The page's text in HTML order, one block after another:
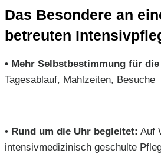
Das Besondere an
betreuten
• Mehr Selbstbestimmung für
Tagesablauf, Mahlzeiten, Besuche
• Rund um die Uhr begleitet: Auf
intensivmedizinisch geschulte